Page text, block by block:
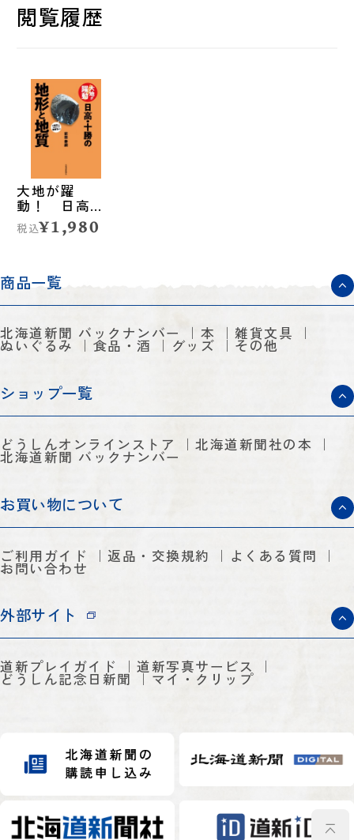
閲覧履歴
大地が躍
動！ 日高・
十勝の地形と
地質
税込¥1,980
商品一覧
北海道新聞 バックナンバー 本 雑貨文具
ぬいぐるみ 食品・酒 グッズ その他
ショップ一覧
どうしんオンラインストア 北海道新聞社の本
北海道新聞 バックナンバー
お買い物について
ご利用ガイド 返品・交換規約 よくある質問
お問い合わせ
外部サイト
道新プレイガイド 道新写真サービス
どうしん記念日新聞 マイ・クリップ